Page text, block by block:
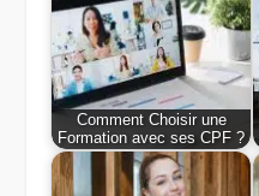
Comment Choisir une
Formation avec ses CPF ?